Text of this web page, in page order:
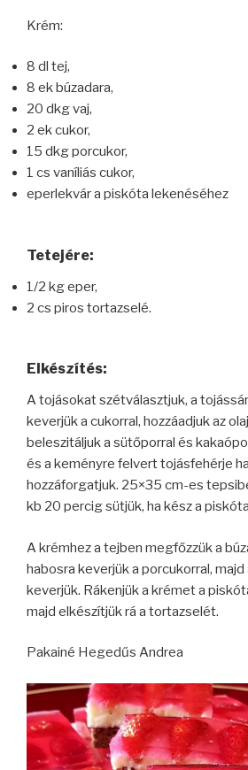
Krém:
8 dl tej,
8 ek búzadara,
20 dkg vaj,
2 ek cukor,
15 dkg porcukor,
1 cs vaníliás cukor,
eperlekvár a piskóta lekenéséhez
Tetejére:
1/2 kg eper,
2 cs piros tortazselé.
Elkészítés:
A tojásokat szétválasztjuk, a
keverjük a cukorral, hozzáadjuk az
beleszitáljuk a sütőporral és
és a keményre felvert tojásfehérje
hozzáforgatjuk. 25×35 cm-es
kb 20 percig sütjük, ha kész a
A krémhez a tejben megfőzzük a
habosra keverjük a porcukorral,
keverjük. Rákenjük a krémet a
majd elkészítjük rá a tortazselét.
Pakainé Hegedűs Andrea